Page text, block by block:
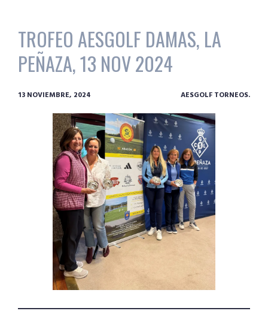
TROFEO AESGOLF DAMAS, LA
PEÑAZA, 13 NOV 2024
13 NOVIEMBRE, 2024 AESGOLF TORNEOS.